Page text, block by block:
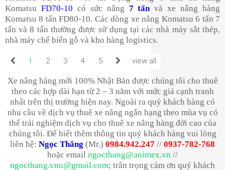
Komatsu FD70-10 có sức nâng 7 tấn và xe nâng hàng
Komatsu 8 tấn FD80-10. Các dòng xe nâng Komatsu 6 tấn 7
tấn và 8 tấn thường được sử dụng tại các nhà máy sắt thép,
nhà máy chế biến gỗ và kho hàng logistics.
1 2 3 4 5 view all
Xe nâng hàng mới 100% Nhật Bản được chúng tôi cho thuê
theo các hợp dài hạn từ 2 – 3 năm với mức giá cạnh tranh
nhất trên thị trường hiện nay. Ngoài ra quý khách hàng có
nhu cầu về dịch vụ thuê xe nâng ngắn hạng theo mùa vụ có
thể trải nghiệm dịch vụ cho thuê xe nâng hàng đời cao của
chúng tôi. Để biết thêm thông tin quý khách hàng vui lòng
liên hệ: Ngọc Thắng (Mr.) 0984.942.247 // 0937-782-768
hoặc email ngocthang@animex.vn //
ngocthang.vnu@gmail.com; trân trọng cảm ơn quý khách